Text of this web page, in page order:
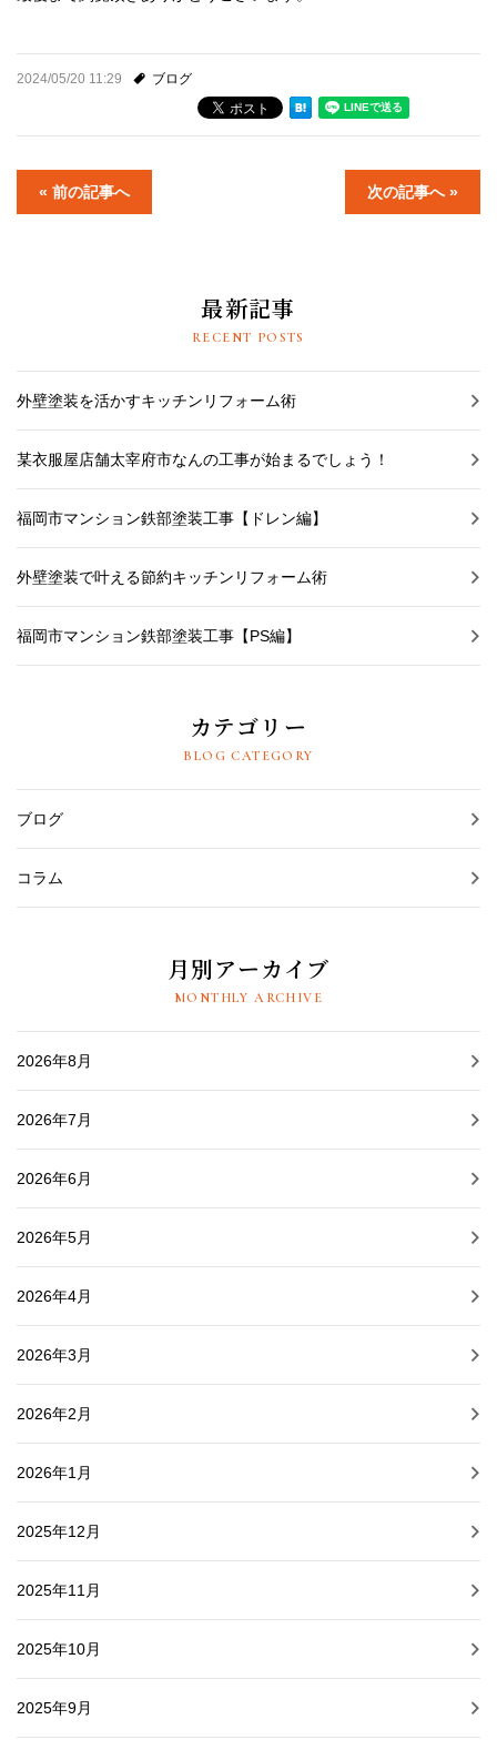
2024/05/20 11:29 ブログ
« 前の記事へ 次の記事へ »
最新記事
RECENT POSTS
外壁塗装を活かすキッチンリフォーム術
某衣服屋店舗太宰府市なんの工事が始まるでしょう！
福岡市マンション鉄部塗装工事【ドレン編】
外壁塗装で叶える節約キッチンリフォーム術
福岡市マンション鉄部塗装工事【PS編】
カテゴリー
BLOG CATEGORY
ブログ
コラム
月別アーカイブ
MONTHLY ARCHIVE
2026年8月
2026年7月
2026年6月
2026年5月
2026年4月
2026年3月
2026年2月
2026年1月
2025年12月
2025年11月
2025年10月
2025年9月